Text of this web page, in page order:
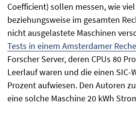
Coefficient) sollen messen, wie
beziehungsweise im gesamten
nicht ausgelastete Maschinen
Tests in einem Amsterdamer
Forscher Server, deren CPUs 80
Leerlauf waren und die einen SIC-
Prozent aufwiesen. Den Autoren
eine solche Maschine 20 kWh